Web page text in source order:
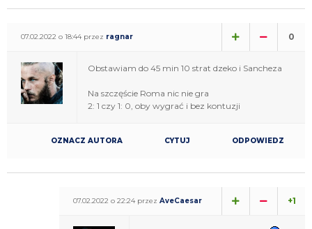
07.02.2022 o 18:44 przez ragnar 0
Obstawiam do 45 min 10 strat dzeko i Sancheza
Na szczęście Roma nic nie gra
2: 1 czy 1: 0, oby wygrać i bez kontuzji
OZNACZ AUTORA CYTUJ ODPOWIEDZ
07.02.2022 o 22:24 przez AveCaesar +1